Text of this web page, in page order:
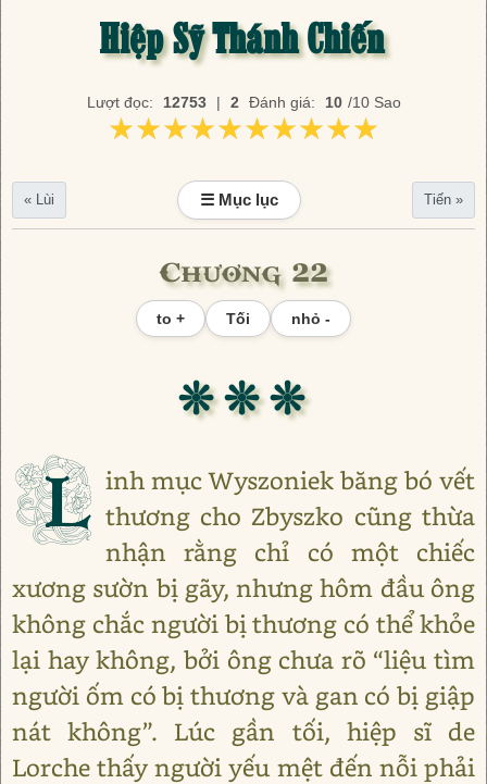
Hiệp Sỹ Thánh Chiến
Lượt đọc: 12753 | 2 Đánh giá: 10 /10 Sao
★★★★★★★★★★
★★★★★★★★★★
« Lùi ☰ Mục lục Tiến »
Chương 22
to + Tối nhỏ -
❊ ❊ ❊
L inh mục Wyszoniek băng bó vết
thương cho Zbyszko cũng thừa
nhận rằng chỉ có một chiếc
xương sườn bị gãy, nhưng hôm đầu ông
không chắc người bị thương có thể khỏe
lại hay không, bởi ông chưa rõ “liệu tìm
người ốm có bị thương và gan có bị giập
nát không”. Lúc gần tối, hiệp sĩ de
Lorche thấy người yếu mệt đến nỗi phải